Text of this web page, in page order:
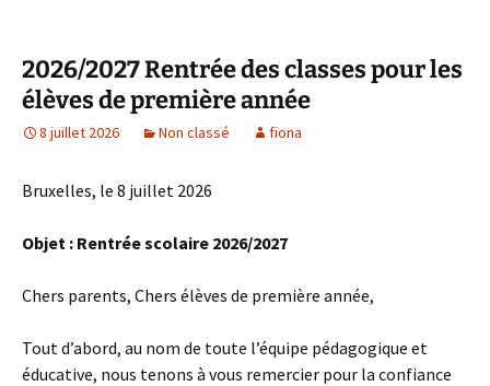
2026/2027 Rentrée des classes pour les
élèves de première année
8 juillet 2026 Non classé fiona
Bruxelles, le 8 juillet 2026
Objet : Rentrée scolaire 2026/2027
Chers parents, Chers élèves de première année,
Tout d’abord, au nom de toute l’équipe pédagogique et
éducative, nous tenons à vous remercier pour la confiance